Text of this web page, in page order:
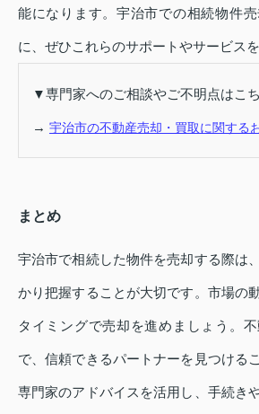
能になります。宇治市での相続物件
に、ぜひこれらのサポートやサービス
▼専門家へのご相談やご不明点はこ
→ 宇治市の不動産売却・買取に関する
まとめ
宇治市で相続した物件を売却する際は
かり把握することが大切です。市場の
タイミングで売却を進めましょう。
で、信頼できるパートナーを見つける
専門家のアドバイスを活用し、手続き